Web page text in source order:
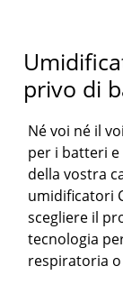
privo di
Né voi né il
per i batteri e
della vostra
umidificatori
scegliere il
tecnologia
respiratoria